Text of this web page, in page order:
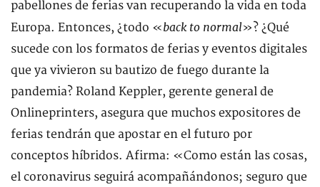
pabellones de ferias van recuperando la vida en toda
Europa. Entonces, ¿todo «back to normal»? ¿Qué
sucede con los formatos de ferias y eventos digitales
que ya vivieron su bautizo de fuego durante la
pandemia? Roland Keppler, gerente general de
Onlineprinters, asegura que muchos expositores de
ferias tendrán que apostar en el futuro por
conceptos híbridos. Afirma: «Como están las cosas,
el coronavirus seguirá acompañándonos; seguro que